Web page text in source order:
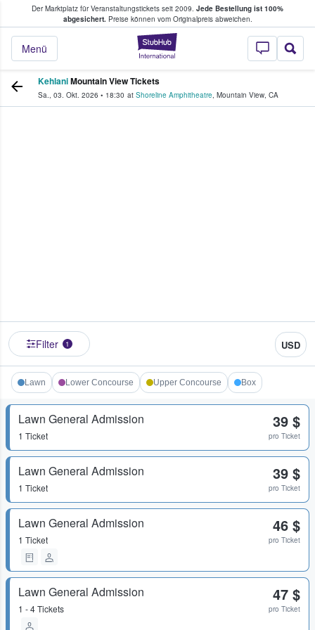
Der Marktplatz für Veranstaltungstickets seit 2009. Jede Bestellung ist 100%
abgesichert.Preise können vom Originalpreis abweichen.
StubHub - Wo
Menü
Tickets kaufen & verkaufen
KehlaniMountain View Tickets
Sa., 03. Okt. 2026 • 18:30 at Shoreline Amphitheatre, Mountain View, CA
Filter 1 USD
Lawn Lower Concourse Upper Concourse Box
Lawn General Admission
1 Ticket
39 $
pro Ticket
Lawn General Admission
1 Ticket
39 $
pro Ticket
Lawn General Admission
1 Ticket
46 $
pro Ticket
Lawn General Admission
1 - 4 Tickets
47 $
pro Ticket